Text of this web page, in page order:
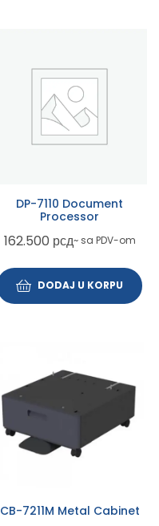
DP-7110 Document
Processor
162.500 рсд~ sa PDV-om
DODAJ U KORPU
CB-7211M Metal Cabinet